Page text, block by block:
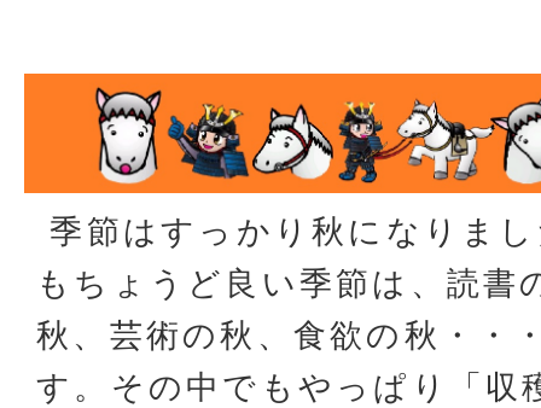
季節はすっかり秋になりま
もちょうど良い季節は、読書
秋、芸術の秋、食欲の秋・・
す。その中でもやっぱり「収